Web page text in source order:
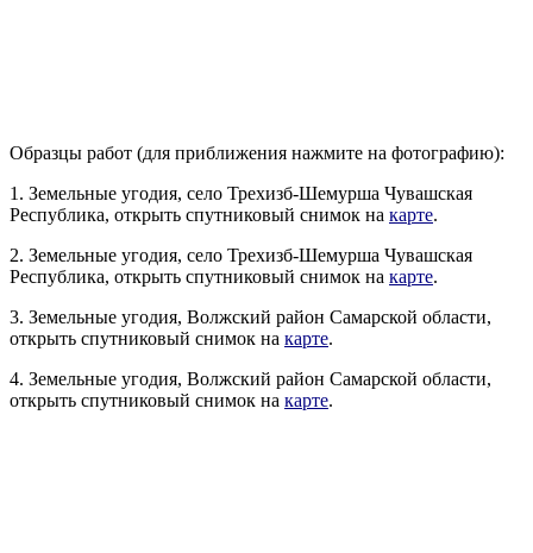
Образцы работ (для приближения нажмите на фотографию):
1. Земельные угодия, село Трехизб-Шемурша Чувашская
Республика, открыть спутниковый снимок на карте.
2. Земельные угодия, село Трехизб-Шемурша Чувашская
Республика, открыть спутниковый снимок на карте.
3. Земельные угодия, Волжский район Самарской области,
открыть спутниковый снимок на карте.
4. Земельные угодия, Волжский район Самарской области,
открыть спутниковый снимок на карте.